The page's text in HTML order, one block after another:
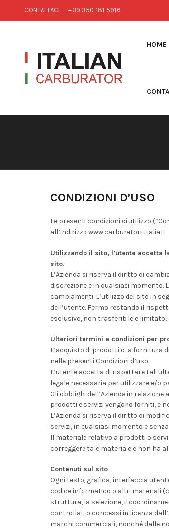
CONTATTACI: +39 350 181 5916
HOME
CONDIZIONI D’USO
Le presenti condizioni di utilizzo
all’indirizzo www.carburatori-italia.it
Utilizzando il sito, l’utente accetta
sito.
L’Azienda si riserva il diritto di
discrezione e in qualsiasi momento.
cambiamenti. L’utilizzo del sito in
dell’utente. Fermo restando il
esclusivo, non trasferibile e limitato,
Ulteriori termini e condizioni per
L’acquisto di prodotti o la fornitura
nelle presenti Condizioni d’uso.
L’utente accetta di rispettare tali
legale necessaria per utilizzare e/o
Gli obblighi dell’Azienda in
prodotti e servizi vengono forniti, e
L’Azienda si riserva il diritto di
servizi, in qualsiasi momento e
Il materiale relativo a prodotti o
correggere tale materiale e non ha
Contenuti sul sito
Ogni testo, grafica, interfaccia
codice informatico o altri materiali
struttura, la selezione, il
controllati o concessi in licenza
marchi commerciali, nonché dalle